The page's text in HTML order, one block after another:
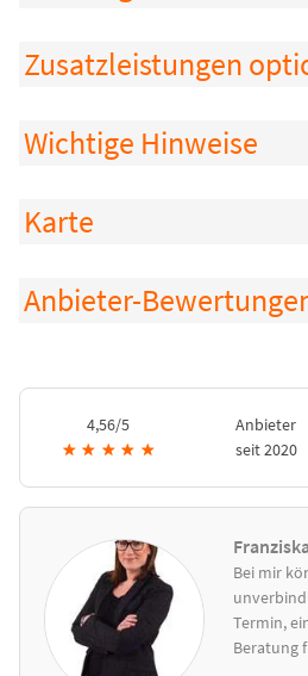
Zusatzleistungen
Wichtige Hinweise
Karte
Anbieter-
4,56/5
★ ★ ★ ★ ★
Anbieter
seit 2020
Bei mir
Termin,
Beratung